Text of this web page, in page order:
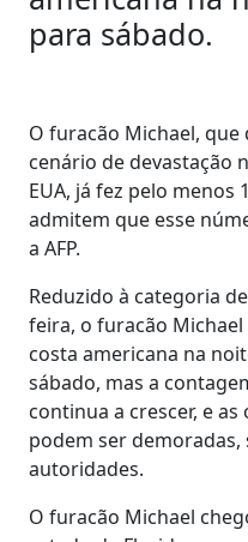
para sábado.
O furacão Michael, que
cenário de devastação
EUA, já fez pelo
admitem que esse
a AFP.
Reduzido à categoria
feira, o furacão
costa americana na
sábado, mas a
continua a crescer, e
podem ser
autoridades.
O furacão Michael